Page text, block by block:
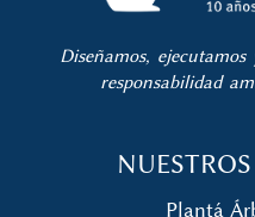
Diseñamos,
responsabilidad
Plantá